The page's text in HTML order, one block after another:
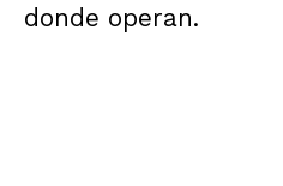
donde operan.